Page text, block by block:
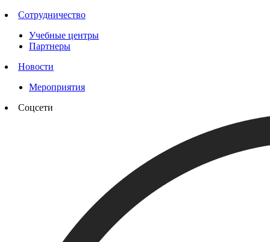
Сотрудничество
Учебные центры
Партнеры
Новости
Мероприятия
Соцсети